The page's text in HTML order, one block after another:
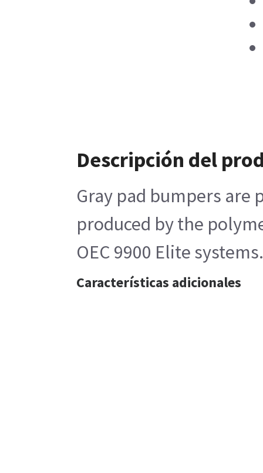
Descripción del
Gray pad bumpers are
produced by the
OEC 9900 Elite systems.
Características adicionales